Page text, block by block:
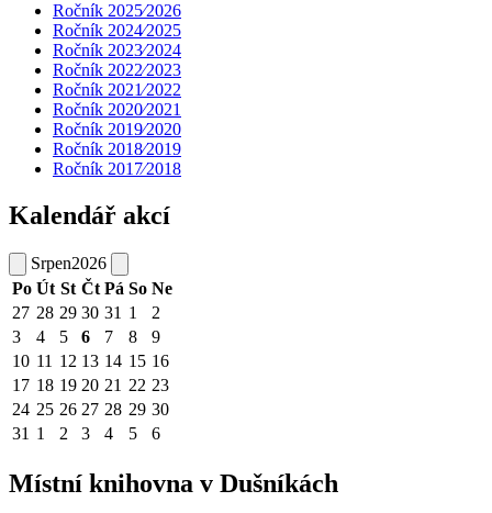
Ročník 2025⁄2026
Ročník 2024⁄2025
Ročník 2023⁄2024
Ročník 2022⁄2023
Ročník 2021⁄2022
Ročník 2020⁄2021
Ročník 2019⁄2020
Ročník 2018⁄2019
Ročník 2017⁄2018
Kalendář akcí
Srpen2026
Po Út St Čt Pá So Ne
27 28 29 30 31 1
2
3
4 5 6 7 8
9
10 11 12 13 14 15 16
17 18 19 20 21 22 23
24 25 26 27 28 29 30
31 1 2 3 4 5 6
Místní knihovna v Dušníkách